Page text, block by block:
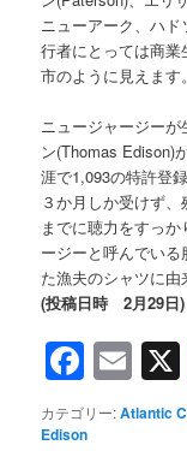
ニューアーク、ハ
行者にとっては商
市のように見えます。
ニュージャージー
ン(Thomas Edison)
涯で1,093の特許登
３か月しか受けず
までに聴力をすっ
ージーと呼んでい
た漁夫のシャツに由
(投稿日時 2月29日)
カテゴリー:Atlantic
Edison